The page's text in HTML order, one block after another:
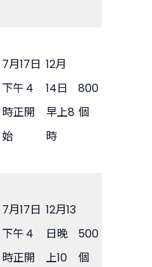
7月17日
下午４
時正開
始
12月
14日
早上8
時
800
個
7月17日
下午４
時正開
12月13
日晚
上10
500
個